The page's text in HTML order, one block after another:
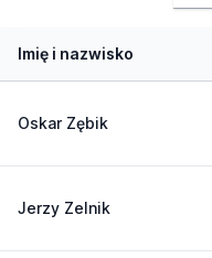
Imię i nazwisko
Oskar Zębik
Jerzy Zelnik